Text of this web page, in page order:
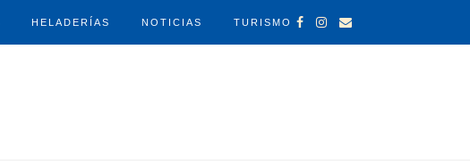
HELADERÍAS NOTICIAS TURISMO